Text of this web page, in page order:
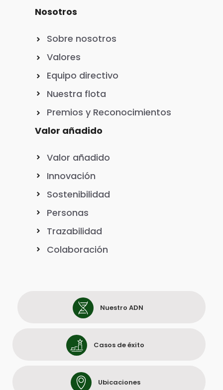
Nosotros
Sobre nosotros
Valores
Equipo directivo
Nuestra flota
Premios y Reconocimientos
Valor añadido
Valor añadido
Innovación
Sostenibilidad
Personas
Trazabilidad
Colaboración
Nuestro ADN
Casos de éxito
Ubicaciones